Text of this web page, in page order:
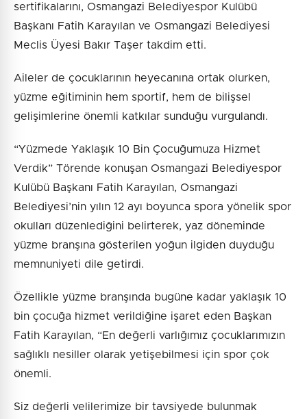
sertifikalarını, Osmangazi Belediyespor Kulübü
Başkanı Fatih Karayılan ve Osmangazi Belediyesi
Meclis Üyesi Bakır Taşer takdim etti.
Aileler de çocuklarının heyecanına ortak olurken,
yüzme eğitiminin hem sportif, hem de bilişsel
gelişimlerine önemli katkılar sunduğu vurgulandı.
“Yüzmede Yaklaşık 10 Bin Çocuğumuza Hizmet
Verdik” Törende konuşan Osmangazi Belediyespor
Kulübü Başkanı Fatih Karayılan, Osmangazi
Belediyesi’nin yılın 12 ayı boyunca spora yönelik spor
okulları düzenlediğini belirterek, yaz döneminde
yüzme branşına gösterilen yoğun ilgiden duyduğu
memnuniyeti dile getirdi.
Özellikle yüzme branşında bugüne kadar yaklaşık 10
bin çocuğa hizmet verildiğine işaret eden Başkan
Fatih Karayılan, “En değerli varlığımız çocuklarımızın
sağlıklı nesiller olarak yetişebilmesi için spor çok
önemli.
Siz değerli velilerimize bir tavsiyede bulunmak